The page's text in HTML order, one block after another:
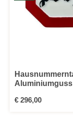
Aluminiumguss
Regulärer Preis:
€ 296,00